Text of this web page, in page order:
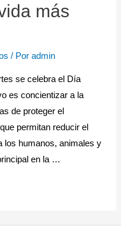
más
/ Poradmin
se celebra el Día
es concientizar a la
de proteger el
permitan reducir el
los humanos, animales y
en la …